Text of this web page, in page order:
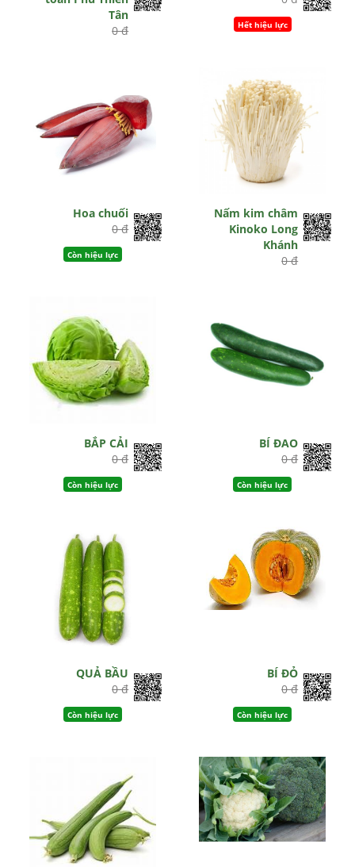
Tân
0 đ
Hết hiệu lực
Hoa chuối
0 đ
Còn hiệu lực
Nấm kim châm
Kinoko Long
Khánh
0 đ
BẮP CẢI
0 đ
Còn hiệu lực
BÍ ĐAO
0 đ
Còn hiệu lực
QUẢ BẦU
0 đ
Còn hiệu lực
BÍ ĐỎ
0 đ
Còn hiệu lực